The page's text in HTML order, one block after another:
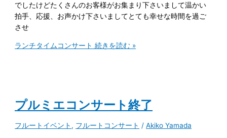
でしたけどたくさんのお客様がお集まり下さいまして温かい
拍手、応援、お声かけ下さいましてとても幸せな時間を過ご
させ
ランチタイムコンサート 続きを読む »
プルミエコンサート終了
フルートイベント , フルートコンサート /Akiko Yamada